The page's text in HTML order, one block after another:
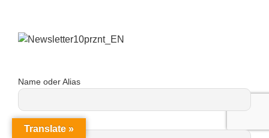
Name oder Alias
eMail
Translate »